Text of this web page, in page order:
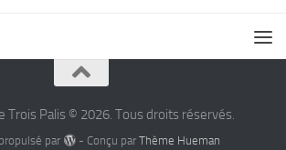
Trois Palis © 2026. Tous droits réservés.
par - Conçu par Thème Hueman